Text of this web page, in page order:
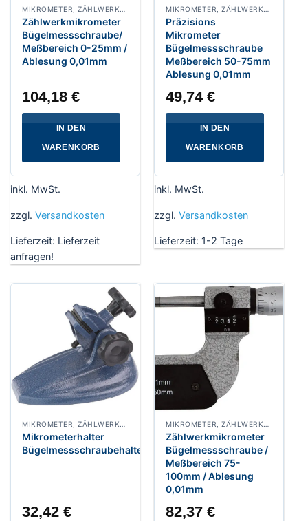
MIKROMETER, ZÄHLWERKMIKROMETER
Zählwerkmikrometer
Bügelmessschraube/
Meßbereich 0-25mm /
Ablesung 0,01mm
104,18€
IN DEN
WARENKORB
inkl. MwSt.
zzgl. Versandkosten
Lieferzeit: Lieferzeit
anfragen!
MIKROMETER, ZÄHLWERKMIKROMETER
Präzisions
Mikrometer
Bügelmessschraube
Meßbereich 50-75mm
Ablesung 0,01mm
49,74€
IN DEN
WARENKORB
inkl. MwSt.
zzgl. Versandkosten
Lieferzeit: 1-2 Tage
Mikrometerhalter
Bügelmessschraubehalter
32,42€
Zählwerkmikrometer
Bügelmessschraube /
Meßbereich 75-
100mm / Ablesung
0,01mm
82,37€